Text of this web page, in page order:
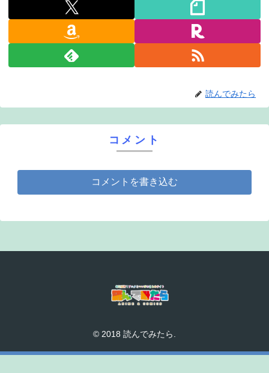
読んでみたら
コメント
コメントを書き込む
© 2018 読んでみたら.